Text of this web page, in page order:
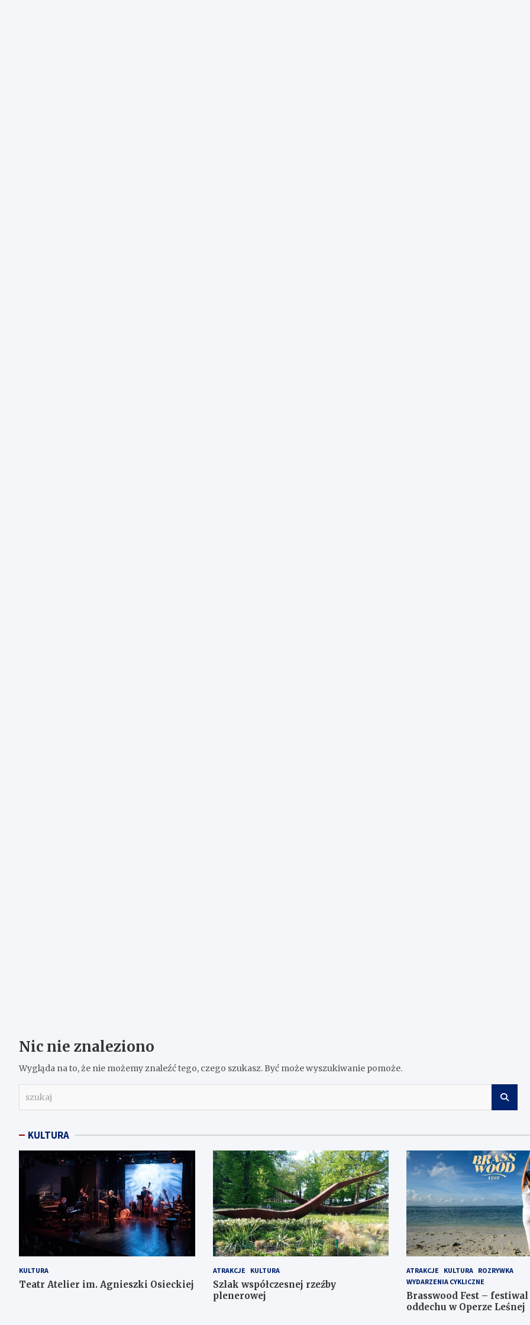
Nic nie znaleziono
Wygląda na to, że nie możemy znaleźć tego, czego szukasz. Być może wyszukiwanie pomoże.
KULTURA
KULTURA
Teatr Atelier im. Agnieszki Osieckiej
ATRAKCJE KULTURA
Szlak współczesnej rzeźby
plenerowej
ATRAKCJE KULTURA ROZRYWKA
WYDARZENIA CYKLICZNE
Brasswood Fest –
oddechu w Operze Leśnej